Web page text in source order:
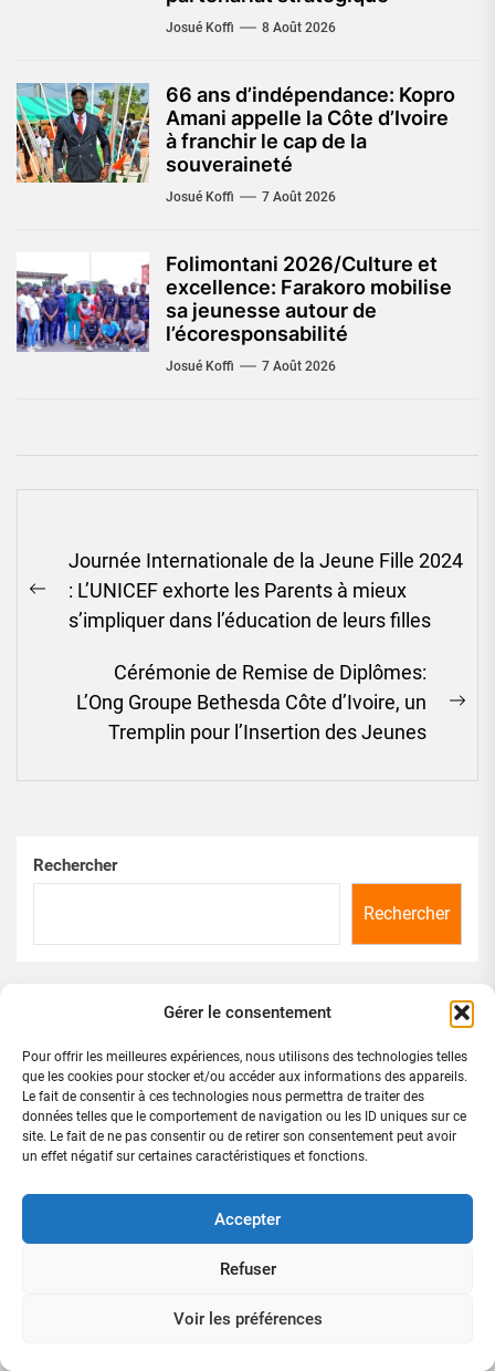
Gérer le consentement
Pour offrir les meilleures expériences, nous utilisons des technologies telles
que les cookies pour stocker et/ou accéder aux informations des appareils.
Le fait de consentir à ces technologies nous permettra de traiter des
données telles que le comportement de navigation ou les ID uniques sur ce
site. Le fait de ne pas consentir ou de retirer son consentement peut avoir
un effet négatif sur certaines caractéristiques et fonctions.
Accepter
Refuser
Voir les préférences
Josué Koffi 8 Août 2026
66 ans d’indépendance: Kopro
Amani appelle la Côte d’Ivoire
à franchir le cap de la
souveraineté
Josué Koffi 7 Août 2026
Folimontani 2026/Culture et
excellence: Farakoro mobilise
sa jeunesse autour de
l’écoresponsabilité
Josué Koffi 7 Août 2026
de
l’article
Previous
post:
Journée Internationale de la Jeune Fille 2024
: L’UNICEF exhorte les Parents à mieux
s’impliquer dans l’éducation de leurs filles
Cérémonie de Remise de Diplômes:
L’Ong Groupe Bethesda Côte d’Ivoire, un
Tremplin pour l’Insertion des Jeunes
Rechercher
Rechercher
Articles récents
66 éme FÊTE DE L’INDÉPENDANCE : LE MOUVEMENT
CI.N.N. SALUE UNE CÉLÉBRATION QUI HONORE LA
CÔTE D’IVOIRE
KOFFI Michel redonne un nouveau visage au 21éme